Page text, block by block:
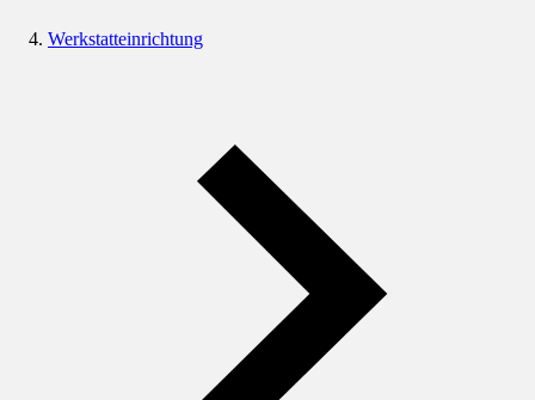
Werkstatteinrichtung